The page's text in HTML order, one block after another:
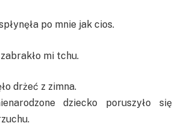
po mnie jak cios.
mi tchu.
drżeć z zimna.
dziecko poruszyło się